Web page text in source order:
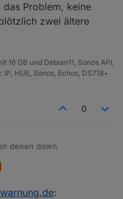
Problem, keine
zwei ältere
GB und Debian11, Sonos API,
HUE, Sonos, Echos, DS718+
0
denen down
: